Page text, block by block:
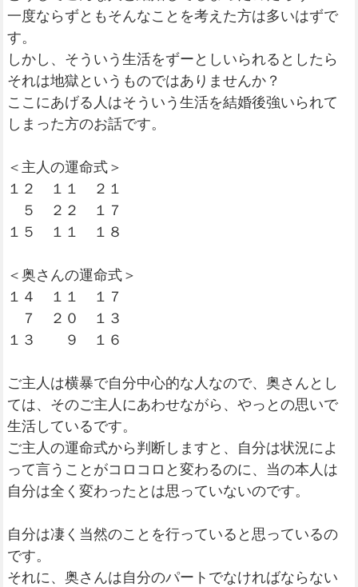
一度ならずともそんなことを考えた方は多いはずで
す。
しかし、そういう生活をずーとしいられるとしたら
それは地獄というものではありませんか？
ここにあげる人はそういう生活を結婚後強いられて
しまった方のお話です。
＜主人の運命式＞
１２ １１ ２１
５ ２２ １７
１５ １１ １８
＜奥さんの運命式＞
１４ １１ １７
７ ２０ １３
１３ ９ １６
ご主人は横暴で自分中心的な人なので、奥さんとし
ては、そのご主人にあわせながら、やっとの思いで
生活しているです。
ご主人の運命式から判断しますと、自分は状況によ
って言うことがコロコロと変わるのに、当の本人は
自分は全く変わったとは思っていないのです。
自分は凄く当然のことを行っていると思っているの
です。
それに、奥さんは自分のパートでなければならない